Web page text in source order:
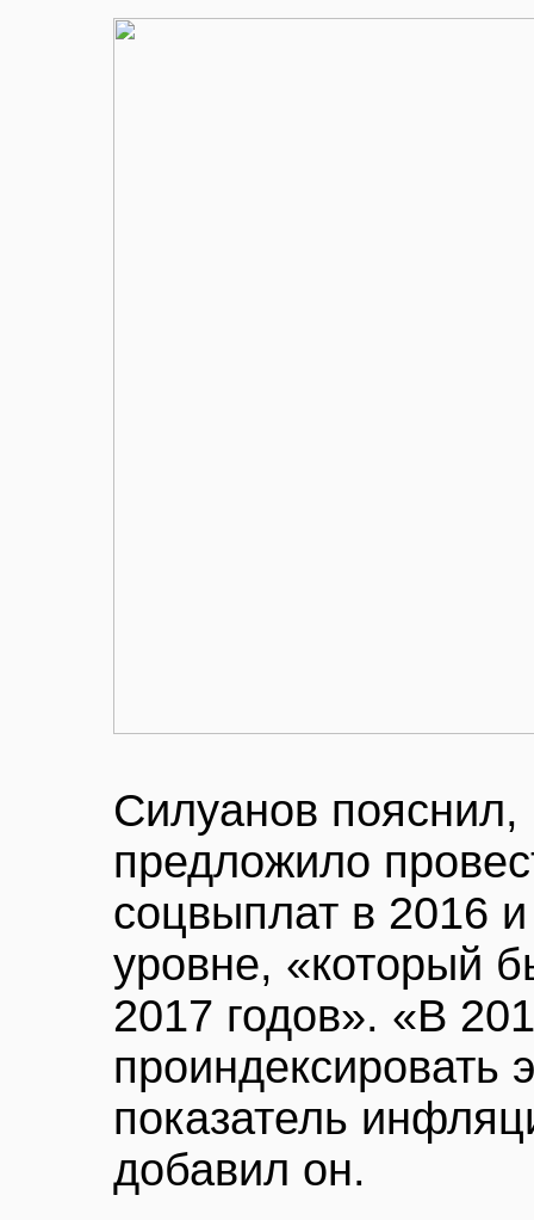
Силуанов пояснил,
предложило
соцвыплат в 2016
уровне, «который
2017 годов». «В
проиндексировать
показатель
добавил он.